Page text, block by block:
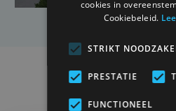
Projets
cookies in
Cookiebeleid.
STRIKT
PRESTATIE
FUNCTIONEEL